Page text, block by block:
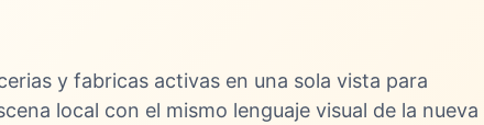
y fabricas activas en una sola vista para
local con el mismo lenguaje visual de la nueva